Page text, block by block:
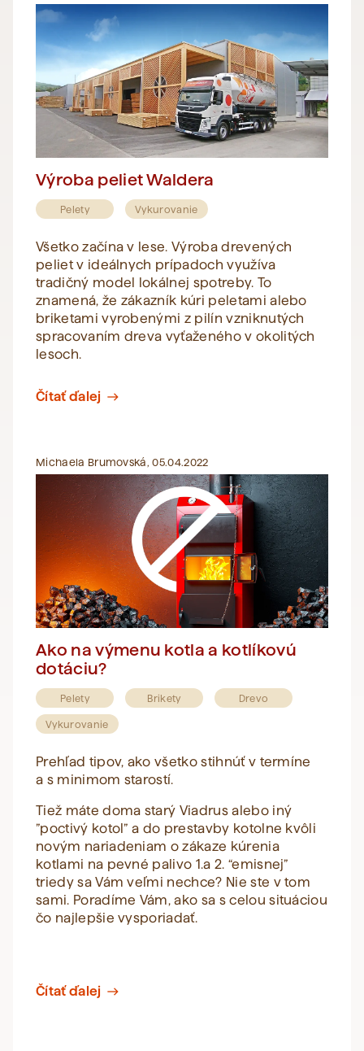
Výroba peliet Waldera
Pelety Vykurovanie
Všetko začína v lese. Výroba drevených
peliet v ideálnych prípadoch využíva
tradičný model lokálnej spotreby. To
znamená, že zákazník kúri peletami alebo
briketami vyrobenými z pilín vzniknutých
spracovaním dreva vyťaženého v okolitých
lesoch.
Čítať ďalej east
Michaela Brumovská, 05.04.2022
Ako na výmenu kotla a kotlíkovú
dotáciu?
Pelety Brikety Drevo
Vykurovanie
Prehľad tipov, ako všetko stihnúť v termíne
a s minimom starostí.
Tiež máte doma starý Viadrus alebo iný
”poctivý kotol” a do prestavby kotolne kvôli
novým nariadeniam o zákaze kúrenia
kotlami na pevné palivo 1.a 2. “emisnej”
triedy sa Vám veľmi nechce? Nie ste v tom
sami. Poradíme Vám, ako sa s celou situáciou
čo najlepšie vysporiadať.
Čítať ďalej east